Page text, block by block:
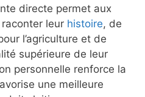
directe permet aux
leur histoire, de
l’agriculture et de
supérieure de leur
personnelle renforce la
une meilleure